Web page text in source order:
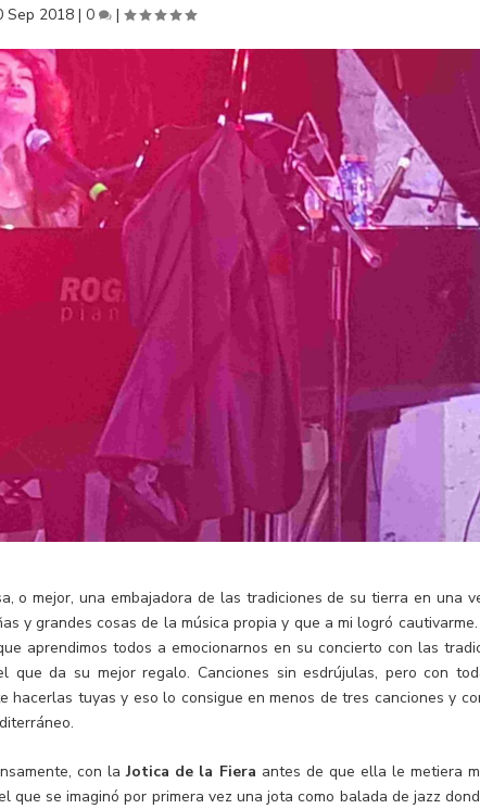
Sep 2018 |0 |
o mejor, una embajadora de las tradiciones de su tierra en una
y grandes cosas de la música propia y que a mi logró
aprendimos todos a emocionarnos en su concierto con las
da su mejor regalo. Canciones sin esdrújulas, pero con
tuyas y eso lo consigue en menos de tres canciones y
con laJotica de la Fiera antes de que ella le metiera
que se imaginó por primera vez una jota como balada de jazz